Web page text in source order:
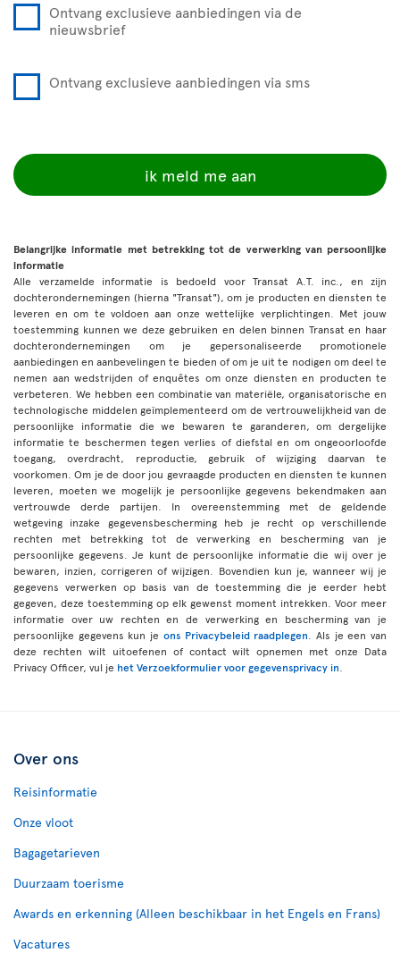
Ontvang exclusieve aanbiedingen via de
nieuwsbrief
Ontvang exclusieve aanbiedingen via sms
ik meld me aan
Belangrijke informatie met betrekking tot de verwerking van persoonlijke
informatie
Alle verzamelde informatie is bedoeld voor Transat A.T. inc., en zijn
dochterondernemingen (hierna "Transat"), om je producten en diensten te
leveren en om te voldoen aan onze wettelijke verplichtingen. Met jouw
toestemming kunnen we deze gebruiken en delen binnen Transat en haar
dochterondernemingen om je gepersonaliseerde promotionele
aanbiedingen en aanbevelingen te bieden of om je uit te nodigen om deel te
nemen aan wedstrijden of enquêtes om onze diensten en producten te
verbeteren. We hebben een combinatie van materiële, organisatorische en
technologische middelen geïmplementeerd om de vertrouwelijkheid van de
persoonlijke informatie die we bewaren te garanderen, om dergelijke
informatie te beschermen tegen verlies of diefstal en om ongeoorloofde
toegang, overdracht, reproductie, gebruik of wijziging daarvan te
voorkomen. Om je de door jou gevraagde producten en diensten te kunnen
leveren, moeten we mogelijk je persoonlijke gegevens bekendmaken aan
vertrouwde derde partijen. In overeenstemming met de geldende
wetgeving inzake gegevensbescherming heb je recht op verschillende
rechten met betrekking tot de verwerking en bescherming van je
persoonlijke gegevens. Je kunt de persoonlijke informatie die wij over je
bewaren, inzien, corrigeren of wijzigen. Bovendien kun je, wanneer wij je
gegevens verwerken op basis van de toestemming die je eerder hebt
gegeven, deze toestemming op elk gewenst moment intrekken. Voor meer
informatie over uw rechten en de verwerking en bescherming van je
persoonlijke gegevens kun je ons Privacybeleid raadplegen . Als je een van
deze rechten wilt uitoefenen of contact wilt opnemen met onze Data
Privacy Officer, vul je het Verzoekformulier voor gegevensprivacy in
Over ons
Reisinformatie
Onze vloot
Bagagetarieven
Duurzaam toerisme
Awards en erkenning (Alleen beschikbaar in het Engels en Frans)
Vacatures